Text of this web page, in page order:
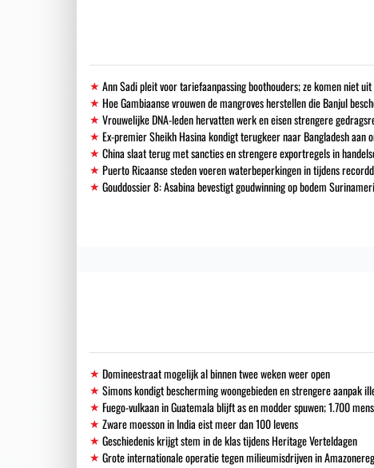
Ann Sadi pleit voor tariefaanpassing boothouders; ze komen niet uit
Hoe Gambiaanse vrouwen de mangroves herstellen die Banjul
Vrouwelijke DNA-leden hervatten werk en eisen strengere
Ex-premier Sheikh Hasina kondigt terugkeer naar Bangladesh aan
China slaat terug met sancties en strengere exportregels in
Puerto Ricaanse steden voeren waterbeperkingen in tijdens
Gouddossier 8: Asabina bevestigt goudwinning op bodem
Domineestraat mogelijk al binnen twee weken weer open
Simons kondigt bescherming woongebieden en strengere aanpak
Fuego-vulkaan in Guatemala blijft as en modder spuwen; 1.700
Zware moesson in India eist meer dan 100 levens
Geschiedenis krijgt stem in de klas tijdens Heritage Verteldagen
Grote internationale operatie tegen milieumisdrijven in